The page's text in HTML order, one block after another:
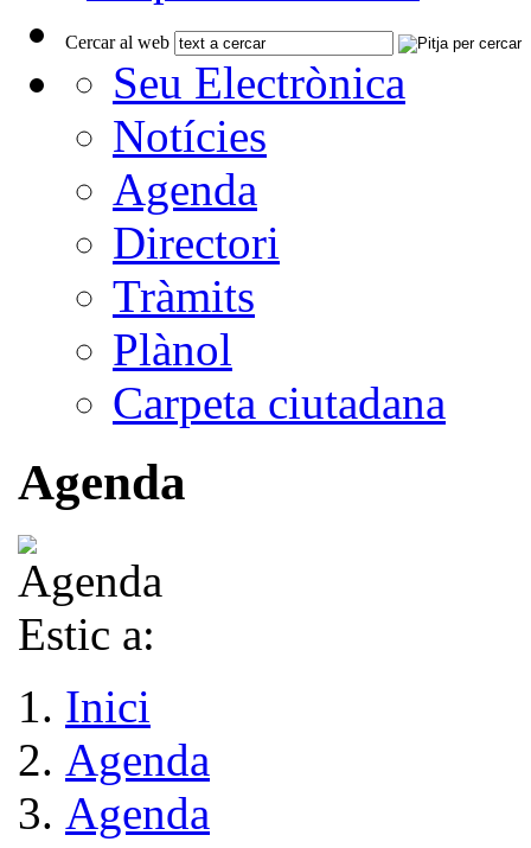
Cercar al web
Seu Electrònica
Notícies
Agenda
Directori
Tràmits
Plànol
Carpeta ciutadana
Agenda
Estic a:
Inici
Agenda
Agenda